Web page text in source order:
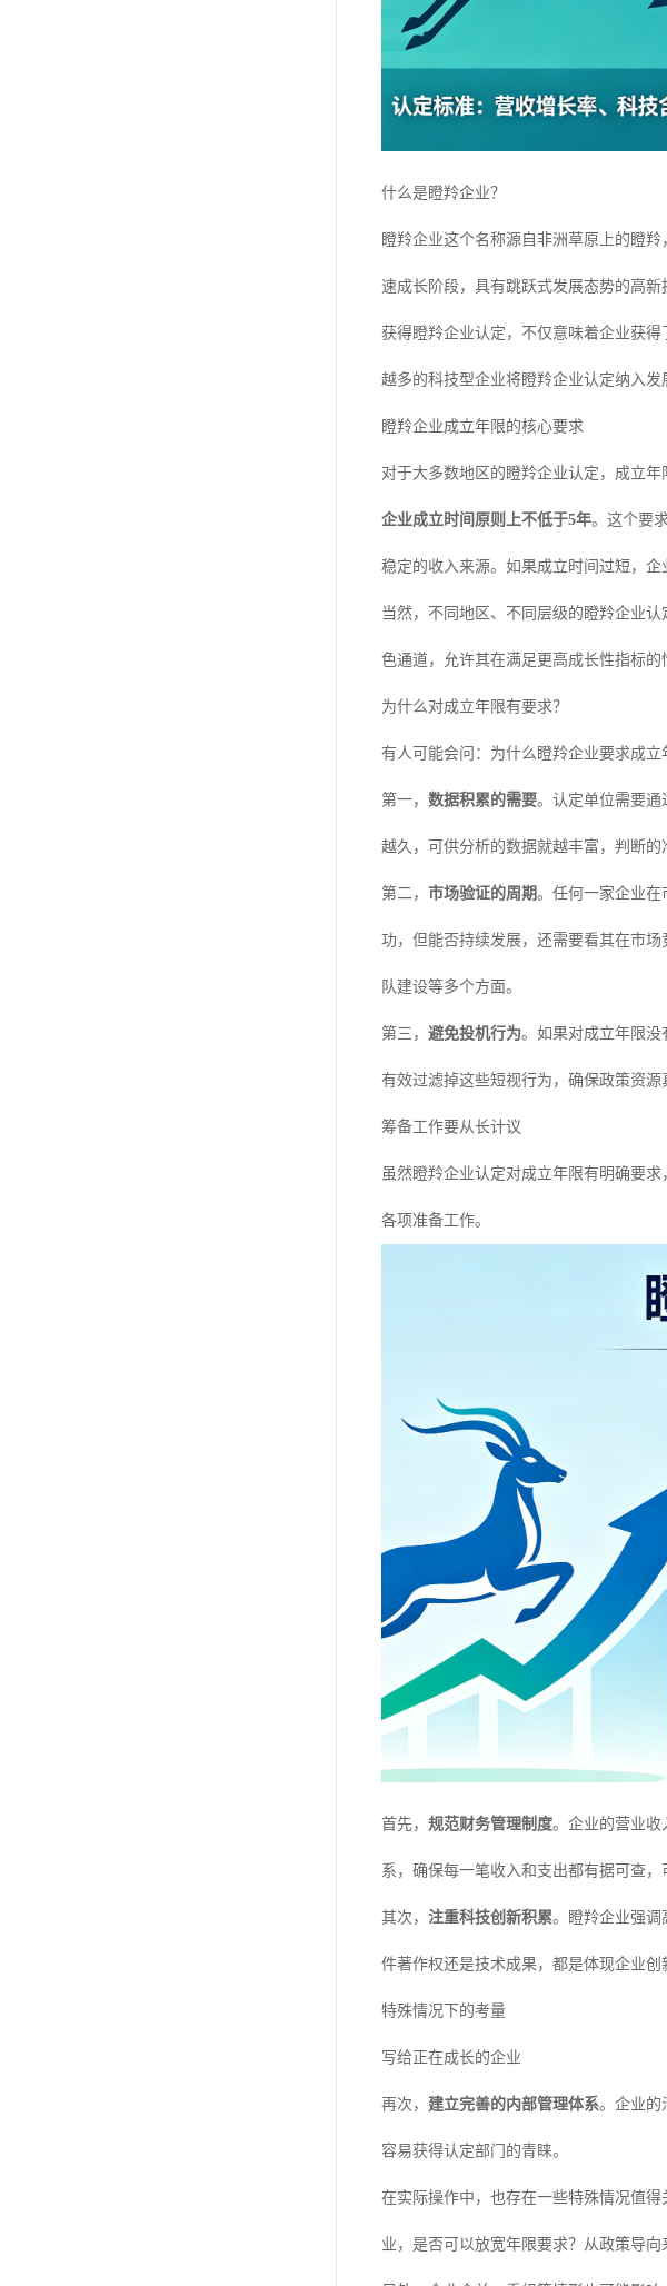
什么是瞪羚企业？
瞪羚企业这个名称源自非洲草原上的瞪
速成长阶段，具有跳跃式发展态势的高
获得瞪羚企业认定，不仅意味着企业获
越多的科技型企业将瞪羚企业认定纳入发
瞪羚企业成立年限的核心要求
对于大多数地区的瞪羚企业认定，成立
企业成立时间原则上不低于5年。这个要
稳定的收入来源。如果成立时间过短，
当然，不同地区、不同层级的瞪羚企业
色通道，允许其在满足更高成长性指标
为什么对成立年限有要求？
有人可能会问：为什么瞪羚企业要求成
第一， 数据积累的需要。认定单位需要通
越久，可供分析的数据就越丰富，判断
第二， 市场验证的周期。任何一家企业在
功，但能否持续发展，还需要看其在市
队建设等多个方面。
第三， 避免投机行为。如果对成立年限没
有效过滤掉这些短视行为，确保政策资源
筹备工作要从长计议
虽然瞪羚企业认定对成立年限有明确要
各项准备工作。
首先， 规范财务管理制度。企业的营业收
系，确保每一笔收入和支出都有据可查，
其次， 注重科技创新积累。瞪羚企业强调
件著作权还是技术成果，都是体现企业创
特殊情况下的考量
写给正在成长的企业
再次， 建立完善的内部管理体系。企业的
容易获得认定部门的青睐。
在实际操作中，也存在一些特殊情况值
业，是否可以放宽年限要求？从政策导